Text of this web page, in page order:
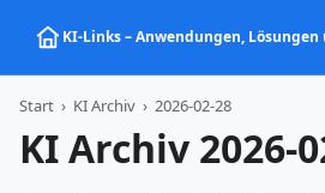
Start › KI Archiv › 2026-02-28
KI Archiv 2026-